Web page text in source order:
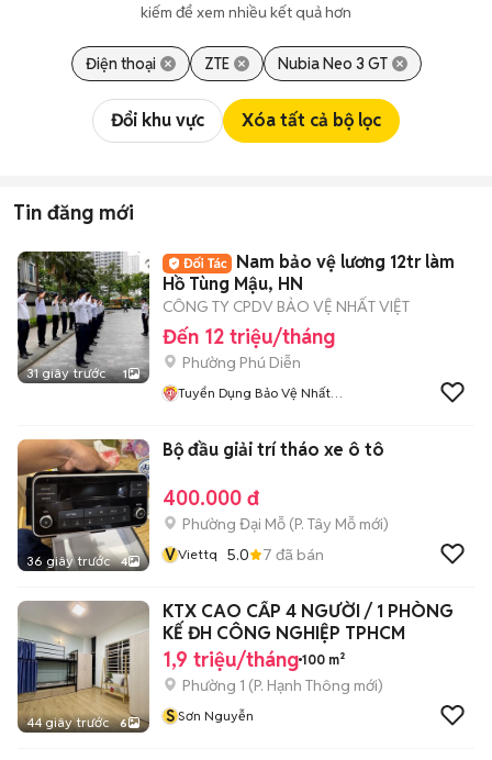
kiếm để xem nhiều kết quả hơn
Điện thoại ZTE Nubia Neo 3 GT
Đổi khu vực Xóa tất cả bộ lọc
Tin đăng mới
31 giây trước 1
Nam bảo vệ lương 12tr làm
Hồ Tùng Mậu, HN
CÔNG TY CPDV BẢO VỆ NHẤT VIỆT
Đến 12 triệu/tháng
Phường Phú Diễn
Tuyển Dụng Bảo Vệ Nhất
36 giây trước 4
Bộ đầu giải trí tháo xe ô tô
400.000 đ
Phường Đại Mỗ (P. Tây Mỗ mới)
VViettq 5.0 7 đã bán
44 giây trước 6
KTX CAO CẤP 4 NGƯỜI / 1 PHÒNG
KẾ ĐH CÔNG NGHIỆP TPHCM
1,9 triệu/tháng 100 m²
Phường 1 (P. Hạnh Thông mới)
S Sơn Nguyễn